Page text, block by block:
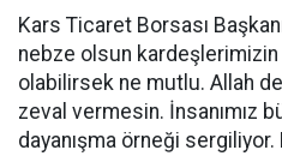
Kars Ticaret Borsası
nebze olsun kardeşlerimizin
olabilirsek ne mutlu. Allah
zeval vermesin. İnsanımız
dayanışma örneği